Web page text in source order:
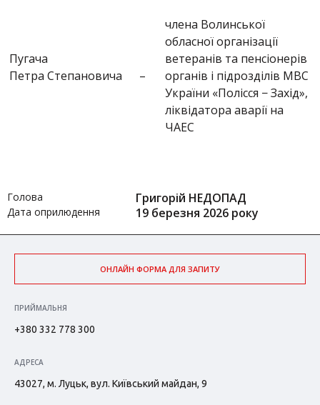
Пугача
Петра Степановича
–
члена Волинської
обласної організації
ветеранів та пенсіонерів
органів і підрозділів МВС
України «Полісся − Захід»,
ліквідатора аварії на
ЧАЕС
Голова Григорій НЕДОПАД
Дата оприлюдення 19 березня 2026 року
ОНЛАЙН ФОРМА ДЛЯ ЗАПИТУ
ПРИЙМАЛЬНЯ
+380 332 778 300
АДРЕСА
43027, м. Луцьк, вул. Київський майдан, 9